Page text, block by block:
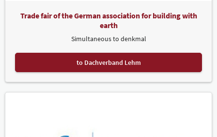
Trade fair of the German association for building with
earth
Simultaneous to denkmal
to Dachverband Lehm